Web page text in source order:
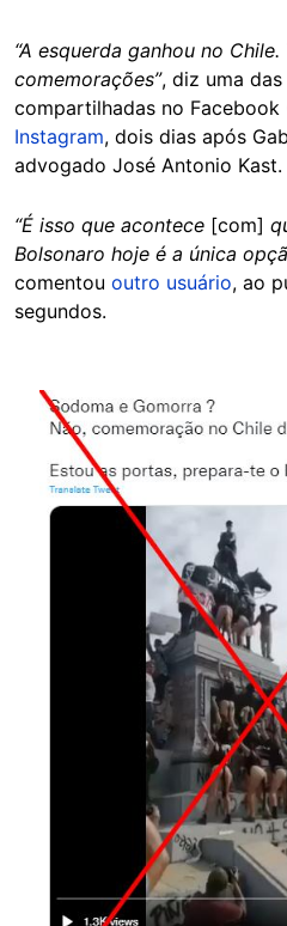
“A esquerda ganhou no
comemorações”, diz uma
compartilhadas no Facebook
Instagram, dois dias após
advogado José Antonio Kast.
“É isso que acontece [com]
Bolsonaro hoje é a única
comentou outro usuário, ao
segundos.
Image